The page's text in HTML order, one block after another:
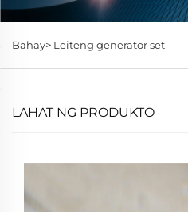
Bahay> Leiteng generator set
LAHAT NG PRODUKTO